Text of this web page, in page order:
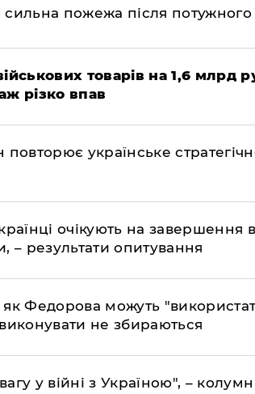
пожежа після потужного
товарів на 1,6 млрд
різко впав
українське
очікують на завершення
– результати опитування
Федорова можуть
не збираються
у війні з Україною", –